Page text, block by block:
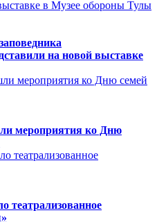
на новой выставке
мероприятия ко Дню
театрализованное